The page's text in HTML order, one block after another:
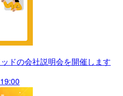
ドの会社説明会を開催します